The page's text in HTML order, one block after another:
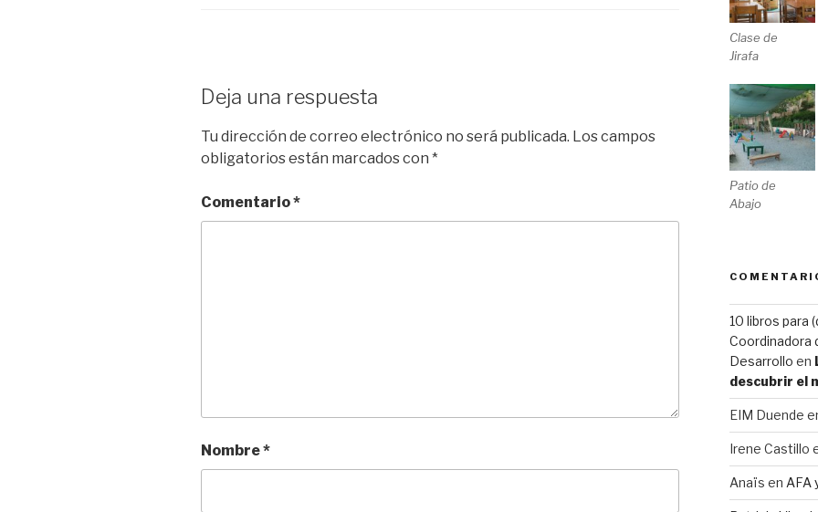
Deja una respuesta
Tu dirección de correo electrónico no será publicada. Los campos
obligatorios están marcados con *
Comentario*
Nombre*
Clase de
Jirafa
Patio de
Abajo
10 libros para
Coordinadora
Desarrollo en
descubrir el
EIM Duende
Irene Castillo
Anaïs en AFA